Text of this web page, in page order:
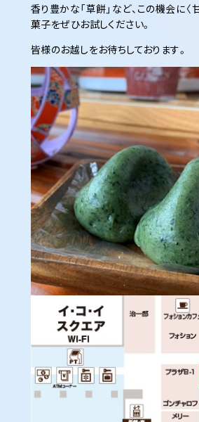
香り豊かな「草餅」など、この機会に〈
菓子をぜひお試しください。
皆様のお越しをお待ちしております。